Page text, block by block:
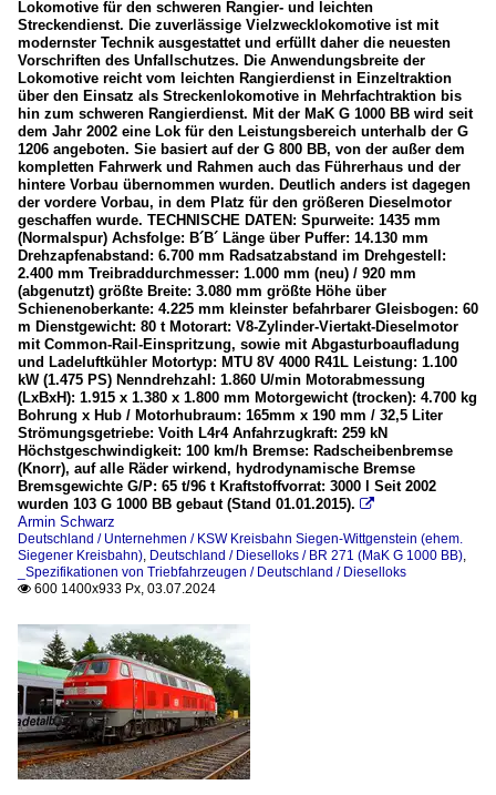
Lokomotive für den schweren Rangier- und leichten
Streckendienst. Die zuverlässige Vielzwecklokomotive ist mit
modernster Technik ausgestattet und erfüllt daher die neuesten
Vorschriften des Unfallschutzes. Die Anwendungsbreite der
Lokomotive reicht vom leichten Rangierdienst in Einzeltraktion
über den Einsatz als Streckenlokomotive in Mehrfachtraktion bis
hin zum schweren Rangierdienst. Mit der MaK G 1000 BB wird seit
dem Jahr 2002 eine Lok für den Leistungsbereich unterhalb der G
1206 angeboten. Sie basiert auf der G 800 BB, von der außer dem
kompletten Fahrwerk und Rahmen auch das Führerhaus und der
hintere Vorbau übernommen wurden. Deutlich anders ist dagegen
der vordere Vorbau, in dem Platz für den größeren Dieselmotor
geschaffen wurde. TECHNISCHE DATEN: Spurweite: 1435 mm
(Normalspur) Achsfolge: B´B´ Länge über Puffer: 14.130 mm
Drehzapfenabstand: 6.700 mm Radsatzabstand im Drehgestell:
2.400 mm Treibraddurchmesser: 1.000 mm (neu) / 920 mm
(abgenutzt) größte Breite: 3.080 mm größte Höhe über
Schienenoberkante: 4.225 mm kleinster befahrbarer Gleisbogen: 60
m Dienstgewicht: 80 t Motorart: V8-Zylinder-Viertakt-Dieselmotor
mit Common-Rail-Einspritzung, sowie mit Abgasturboaufladung
und Ladeluftkühler Motortyp: MTU 8V 4000 R41L Leistung: 1.100
kW (1.475 PS) Nenndrehzahl: 1.860 U/min Motorabmessung
(LxBxH): 1.915 x 1.380 x 1.800 mm Motorgewicht (trocken): 4.700 kg
Bohrung x Hub / Motorhubraum: 165mm x 190 mm / 32,5 Liter
Strömungsgetriebe: Voith L4r4 Anfahrzugkraft: 259 kN
Höchstgeschwindigkeit: 100 km/h Bremse: Radscheibenbremse
(Knorr), auf alle Räder wirkend, hydrodynamische Bremse
Bremsgewichte G/P: 65 t/96 t Kraftstoffvorrat: 3000 l Seit 2002
wurden 103 G 1000 BB gebaut (Stand 01.01.2015). 
Armin Schwarz
Deutschland / Unternehmen / KSW Kreisbahn Siegen-Wittgenstein (ehem.
Siegener Kreisbahn), Deutschland / Dieselloks / BR 271 (MaK G 1000 BB),
_Spezifikationen von Triebfahrzeugen / Deutschland / Dieselloks
 600 1400x933 Px, 03.07.2024